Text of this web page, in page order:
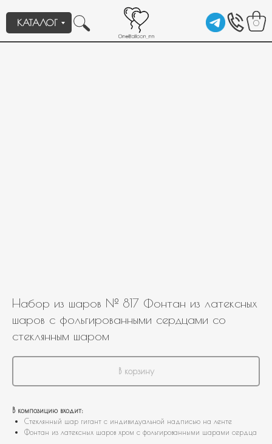
0
КАТАЛОГ
Набор из шаров № 817 Фонтан из латексных
шаров с фольгированными сердцами со
стеклянным шаром
В корзину
В композицию входит:
Стеклянный шар гигант с индивидуальной надписью на ленте
Фонтан из латексных шаров хром с фольгированными шарами сердца